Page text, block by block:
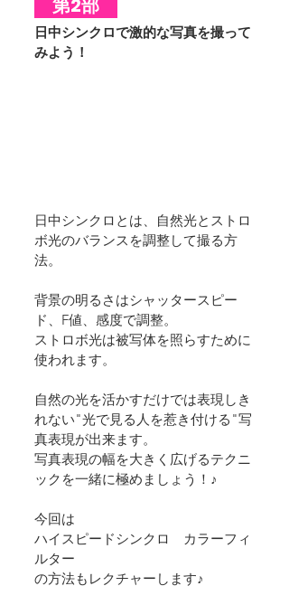
第2部
日中シンクロで激的な写真を撮って
みよう！
日中シンクロとは、自然光とストロ
ボ光のバランスを調整して撮る方
法。
背景の明るさはシャッタースピー
ド、F値、感度で調整。
ストロボ光は被写体を照らすために
使われます。
自然の光を活かすだけでは表現しき
れない"光で見る人を惹き付ける"写
真表現が出来ます。
写真表現の幅を大きく広げるテクニ
ックを一緒に極めましょう！♪
今回は
ハイスピードシンクロ　カラーフィ
ルター
の方法もレクチャーします♪